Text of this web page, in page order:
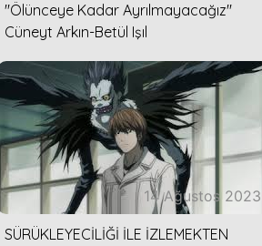
''Ölünceye Kadar Ayrılmayacağız''
Cüneyt Arkın-Betül Işıl
14 Ağustos 2023
SÜRÜKLEYECİLİĞİ İLE İZLEMEKTEN